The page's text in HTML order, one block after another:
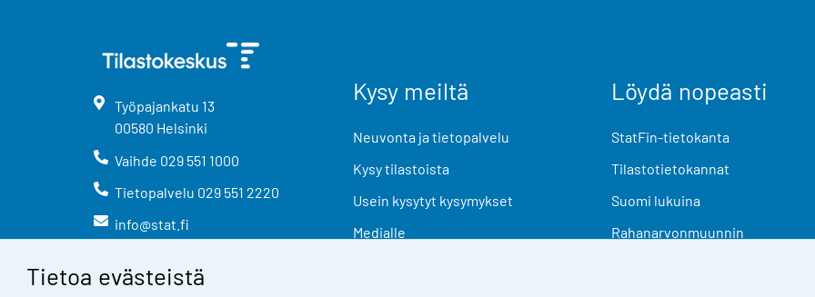
Tietoa evästeistä
Työpajankatu 13
00580 Helsinki
Vaihde 029 551 1000
Tietopalvelu 029 551 2220
info@stat.fi
Kysy meiltä
Neuvonta ja tietopalvelu
Kysy tilastoista
Usein kysytyt kysymykset
Medialle
Löydä nopeasti
StatFin-tietokanta
Tilastotietokannat
Suomi lukuina
Rahanarvonmuunnin